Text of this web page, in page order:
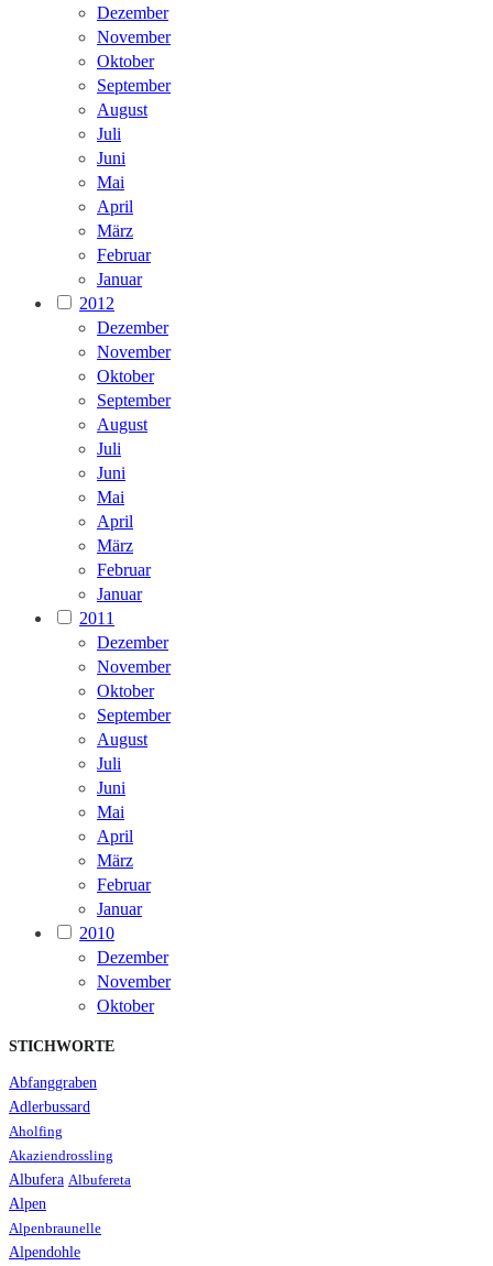
Dezember
November
Oktober
September
August
Juli
Juni
Mai
April
März
Februar
Januar
2012
Dezember
November
Oktober
September
August
Juli
Juni
Mai
April
März
Februar
Januar
2011
Dezember
November
Oktober
September
August
Juli
Juni
Mai
April
März
Februar
Januar
2010
Dezember
November
Oktober
STICHWORTE
Abfanggraben
Adlerbussard
Aholfing
Akaziendrossling
Albufera Albufereta
Alpen
Alpenbraunelle
Alpendohle